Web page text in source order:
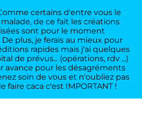
certains d'entre vous le
de ce fait les créations
sont pour le moment
plus, je ferais au mieux pour
rapides mais j'ai quelques
de prévus... (opérations, rdv ...)
avance pour les désagréments
soin de vous et n'oubliez pas
faire caca c'est IMPORTANT !